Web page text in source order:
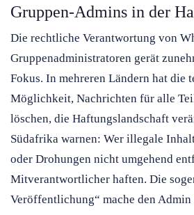
Gruppen-Admins in der
Die rechtliche Verantwortung von
Gruppenadministratoren gerät
Fokus. In mehreren Ländern hat die
Möglichkeit, Nachrichten für alle
löschen, die Haftungslandschaft
Südafrika warnen: Wer illegale
oder Drohungen nicht umgehend
Mitverantwortlicher haften. Die
Veröffentlichung“ mache den